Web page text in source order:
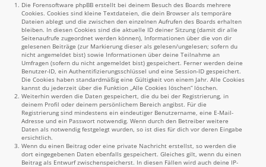
Die Forensoftware phpBB erstellt bei deinem Besuch des Boards mehrere
Cookies. Cookies sind kleine Textdateien, die dein Browser als temporäre
Dateien ablegt und die zwischen den einzelnen Aufrufen des Boards erhalten
bleiben. In diesen Cookies sind die aktuelle ID deiner Sitzung (damit dir alle
Seitenaufrufe zugeordnet werden können), Informationen über die von dir
gelesenen Beiträge (zur Markierung dieser als gelesen/ungelesen; sofern du
nicht angemeldet bist) sowie Informationen über deine Teilnahme an
Umfragen (sofern du nicht angemeldet bist) gespeichert. Ferner werden deine
Benutzer-ID, ein Authentifizierungsschlüssel und eine Session-ID gespeichert.
Die Cookies haben standardmäßig eine Gültigkeit von einem Jahr. Alle Cookies
kannst du jederzeit über die Funktion „Alle Cookies löschen“ löschen.
Weiterhin werden die Daten gespeichert, die du bei der Registrierung, in
deinem Profil oder deinem persönlichem Bereich angibst. Für die
Registrierung sind mindestens ein eindeutiger Benutzername, eine E-Mail-
Adresse und ein Passwort notwendig. Wenn durch den Betreiber weitere
Daten als notwendig festgelegt wurden, so ist dies für dich vor deren Eingabe
ersichtlich.
Wenn du einen Beitrag oder eine private Nachricht erstellst, so werden die
dort eingegebenen Daten ebenfalls gespeichert. Gleiches gilt, wenn du einen
Beitrag als Entwurf zwischenspeicherst. In diesen Fällen wird auch deine IP-